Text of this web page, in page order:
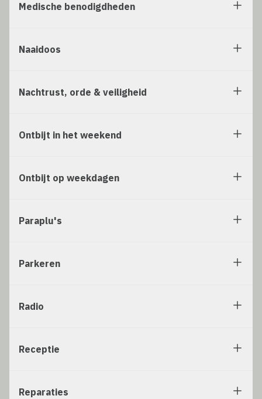
Medische benodigdheden
Naaidoos
Nachtrust, orde & veiligheid
Ontbijt in het weekend
Ontbijt op weekdagen
Paraplu's
Parkeren
Radio
Receptie
Reparaties